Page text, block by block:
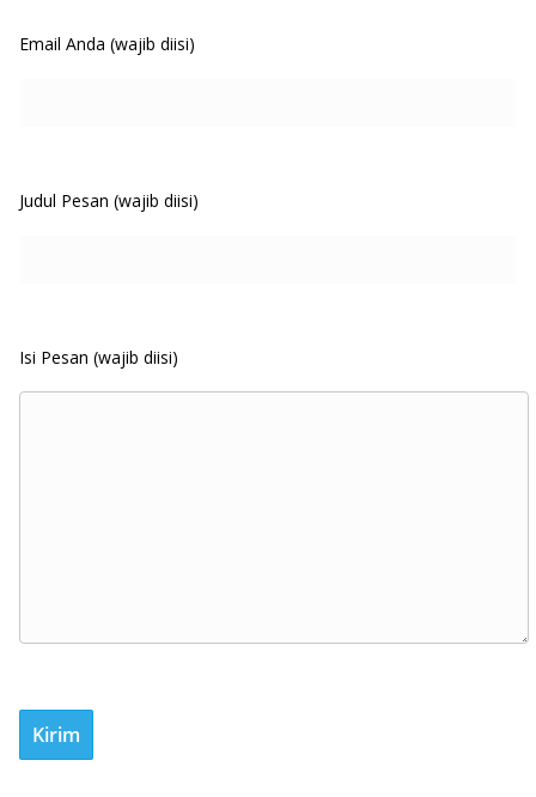
Email Anda (wajib diisi)
Judul Pesan (wajib diisi)
Isi Pesan (wajib diisi)